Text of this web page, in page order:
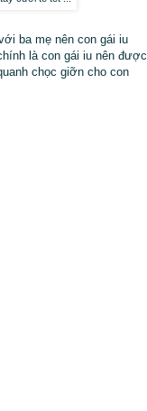
ba mẹ nên con gái iu
là con gái iu nên được
chọc giỡn cho con